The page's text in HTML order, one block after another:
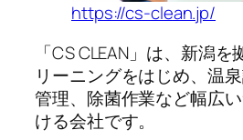
https://cs-clean.jp/
「CS CLEAN」は、新潟
リーニングをはじめ、温
管理、除菌作業など幅広
ける会社です。